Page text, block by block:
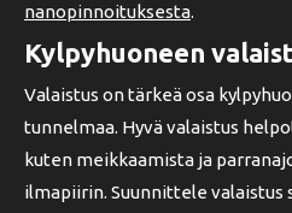
nanopinnoituksesta.
Kylpyhuoneen
Valaistus on tärkeä osa
tunnelmaa. Hyvä valaistus
kuten meikkaamista ja
ilmapiirin. Suunnittele valaistus